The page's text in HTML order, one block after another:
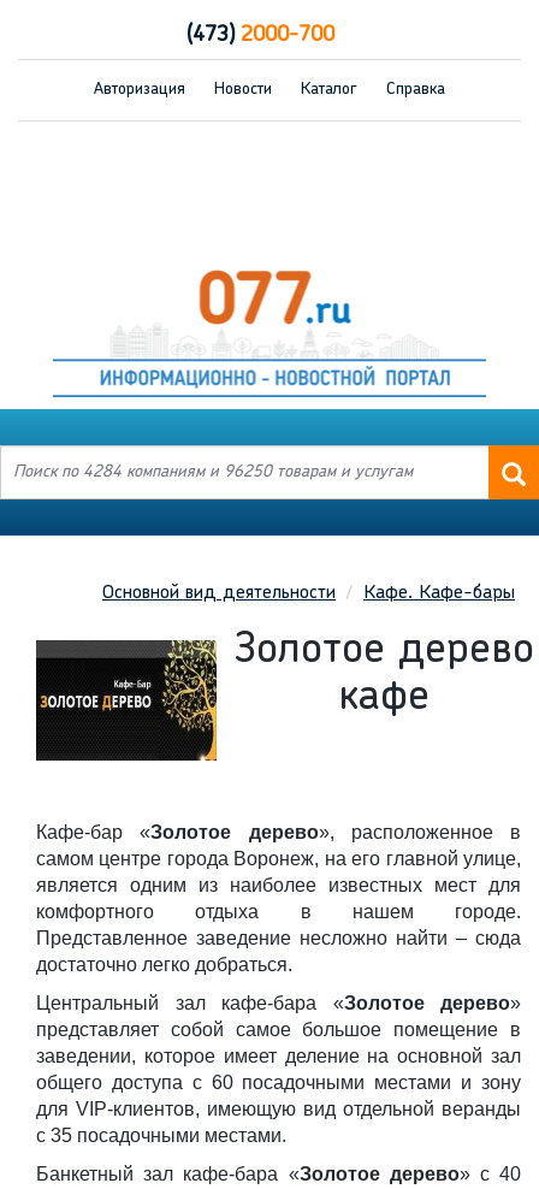
(473)2000-700
Авторизация Новости Каталог Справка
Основной вид деятельности Кафе. Кафе-бары
Золотое дерево
кафе
Кафе-бар «Золотое дерево», расположенное в
самом центре города Воронеж, на его главной улице,
является одним из наиболее известных мест для
комфортного отдыха в нашем городе.
Представленное заведение несложно найти – сюда
достаточно легко добраться.
Центральный зал кафе-бара «Золотое дерево»
представляет собой самое большое помещение в
заведении, которое имеет деление на основной зал
общего доступа с 60 посадочными местами и зону
для VIP-клиентов, имеющую вид отдельной веранды
с 35 посадочными местами.
Банкетный зал кафе-бара «Золотое дерево» с 40